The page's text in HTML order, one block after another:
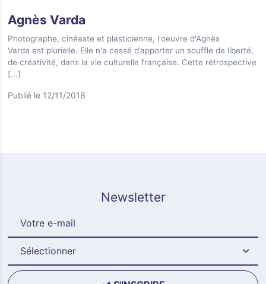
Agnès Varda
Photographe, cinéaste et plasticienne, l'oeuvre d'Agnès
Varda est plurielle. Elle n'a cessé d’apporter un souffle de liberté,
de créativité, dans la vie culturelle française. Cette rétrospective
[...]
Publié le 12/11/2018
Newsletter
Sélectionner